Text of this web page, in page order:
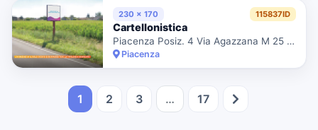
230 x 170 115837ID
Cartellonistica
Piacenza Posiz. 4 Via Agazzana M 25 Dopo Indicazione Piacenza
Piacenza
1 2 3 … 17